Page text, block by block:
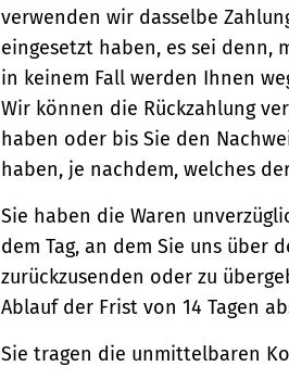
verwenden wir dasselbe
eingesetzt haben, es sei denn,
in keinem Fall werden Ihnen
Wir können die Rückzahlung
haben oder bis Sie den
haben, je nachdem, welches
Sie haben die Waren
dem Tag, an dem Sie uns über
zurückzusenden oder zu
Ablauf der Frist von 14 Tagen
Sie tragen die unmittelbaren